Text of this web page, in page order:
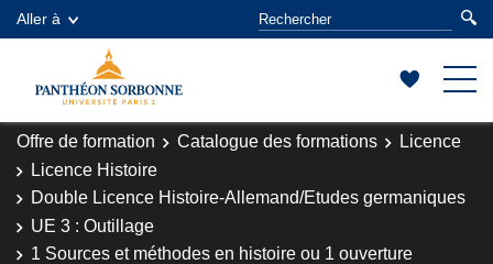
Aller à
Offre de formation Catalogue des formations
Licence
Licence Histoire
Double Licence Histoire-Allemand/Etudes germaniques
UE 3 : Outillage
1 Sources et méthodes en histoire ou 1 ouverture